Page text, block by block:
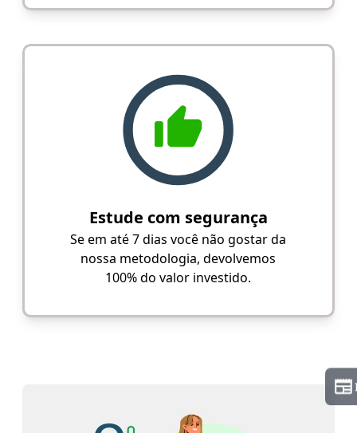
Estude com segurança
Se em até 7 dias você não gostar da
nossa metodologia, devolvemos
100% do valor investido.